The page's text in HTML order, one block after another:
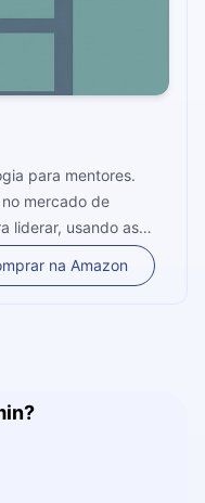
para mentores.
mercado de
liderar, usando as
na Amazon